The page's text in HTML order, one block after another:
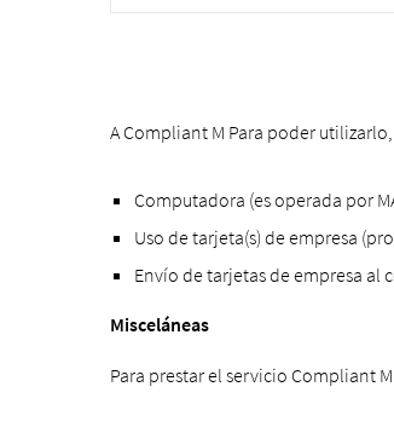
A Compliant M Para poder
Computadora (es operada por
Uso de tarjeta(s) de empresa
Envío de tarjetas de empresa al
Misceláneas
Para prestar el servicio Compliant